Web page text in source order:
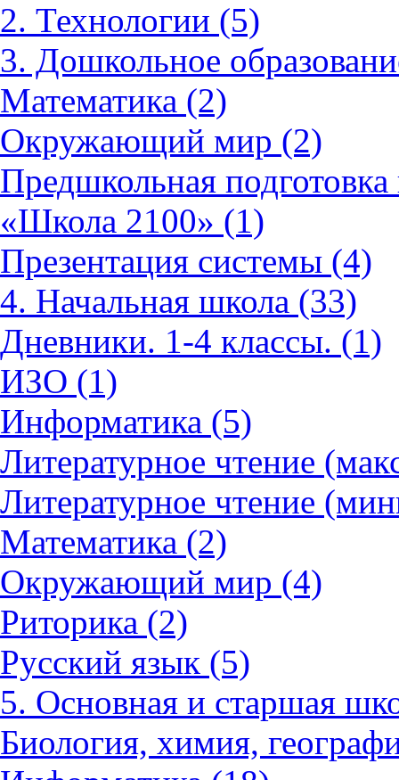
2. Технологии (5)
3. Дошкольное
Математика (2)
Окружающий мир (2)
Предшкольная
«Школа 2100» (1)
Презентация системы (4)
4. Начальная школа (33)
Дневники. 1-4 классы. (1)
ИЗО (1)
Информатика (5)
Литературное чтение
Литературное чтение
Математика (2)
Окружающий мир (4)
Риторика (2)
Русский язык (5)
5. Основная и старшая
Биология, химия,